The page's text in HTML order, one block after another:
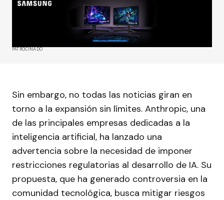
PATROCINADO
Sin embargo, no todas las noticias giran en
torno a la expansión sin límites. Anthropic, una
de las principales empresas dedicadas a la
inteligencia artificial, ha lanzado una
advertencia sobre la necesidad de imponer
restricciones regulatorias al desarrollo de IA. Su
propuesta, que ha generado controversia en la
comunidad tecnológica, busca mitigar riesgos